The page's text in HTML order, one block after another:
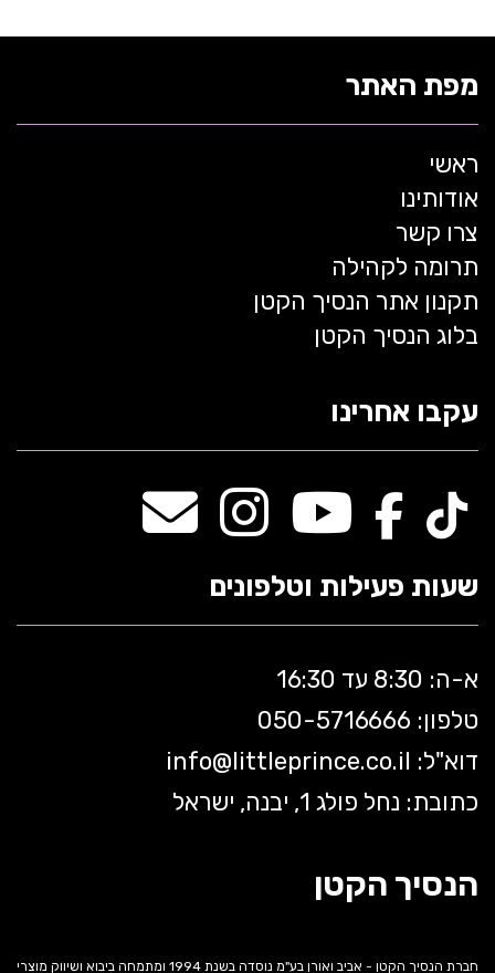
מפת האתר
ראשי
אודותינו
צרו קשר
תרומה לקהילה
תקנון אתר הנסיך הקטן
בלוג הנסיך הקטן
עקבו אחרינו
שעות פעילות וטלפונים
א-ה: 8:30 עד 16:30
טלפון: 050-5 716666
דוא"ל:
info@littleprince.co.il
כתובת: נחל פולג 1, יבנה, ישראל
הנסיך הקטן
חברת הנסיך הקטן - אביב ואורן בע"מ נוסדה בשנת 1994 ומתמחה ביבוא ושיווק מוצרי